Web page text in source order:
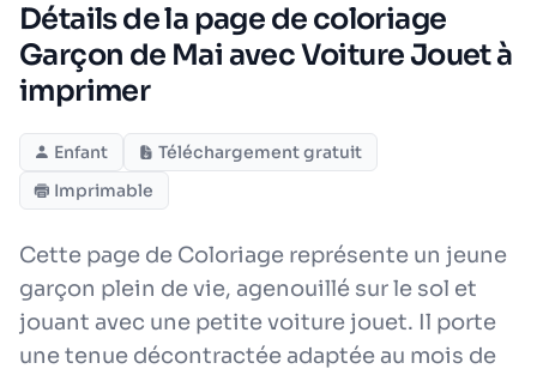
Détails de la page de coloriage
Garçon de Mai avec Voiture Jouet à
imprimer
Enfant
Téléchargement gratuit
Imprimable
Cette page de Coloriage représente un jeune
garçon plein de vie, agenouillé sur le sol et
jouant avec une petite voiture jouet. Il porte
une tenue décontractée adaptée au mois de